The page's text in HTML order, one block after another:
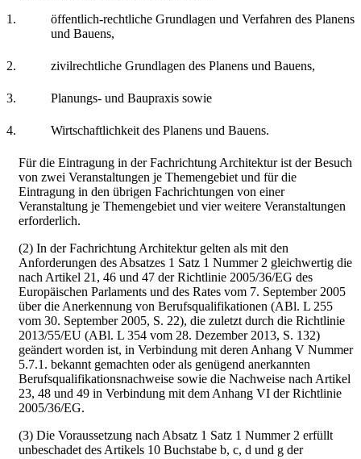
1.
öffentlich-rechtliche Grundlagen und Verfahren des Planens
und Bauens,
2. zivilrechtliche Grundlagen des Planens und Bauens,
3. Planungs- und Baupraxis sowie
4. Wirtschaftlichkeit des Planens und Bauens.
Für die Eintragung in der Fachrichtung Architektur ist der Besuch
von zwei Veranstaltungen je Themengebiet und für die
Eintragung in den übrigen Fachrichtungen von einer
Veranstaltung je Themengebiet und vier weitere Veranstaltungen
erforderlich.
(2) In der Fachrichtung Architektur gelten als mit den
Anforderungen des Absatzes 1 Satz 1 Nummer 2 gleichwertig die
nach Artikel 21, 46 und 47 der Richtlinie 2005/36/EG des
Europäischen Parlaments und des Rates vom 7. September 2005
über die Anerkennung von Berufsqualifikationen (ABl. L 255
vom 30. September 2005, S. 22), die zuletzt durch die Richtlinie
2013/55/EU (ABl. L 354 vom 28. Dezember 2013, S. 132)
geändert worden ist, in Verbindung mit deren Anhang V Nummer
5.7.1. bekannt gemachten oder als genügend anerkannten
Berufsqualifikationsnachweise sowie die Nachweise nach Artikel
23, 48 und 49 in Verbindung mit dem Anhang VI der Richtlinie
2005/36/EG.
(3) Die Voraussetzung nach Absatz 1 Satz 1 Nummer 2 erfüllt
unbeschadet des Artikels 10 Buchstabe b, c, d und g der